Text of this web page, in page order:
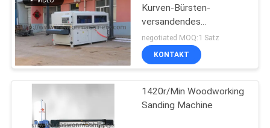
NACHRICHTEN
FORDERN
SIE EIN
ZITAT
Holzbearbeitungs-
Fräsmaschine
Kurven-Bürsten-
versandendes
Maschinen-
Selbstfütterungsc$polnisch
negotiated MOQ:1 Satz
KONTAKT
1420r/Min Woodworking
Sanding Machine